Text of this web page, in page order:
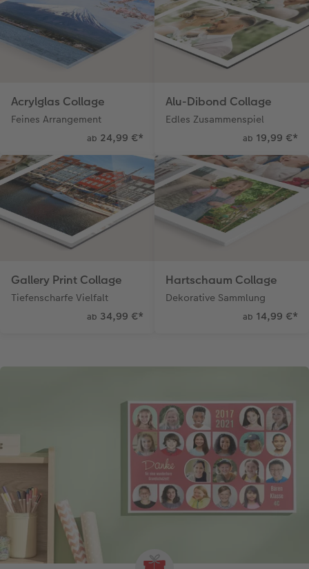
Acrylglas Collage
Feines Arrangement
ab 24,99 €*
Alu-Dibond Collage
Edles Zusammenspiel
ab 19,99 €*
Gallery Print Collage
Tiefenscharfe Vielfalt
ab 34,99 €*
Hartschaum Collage
Dekorative Sammlung
ab 14,99 €*